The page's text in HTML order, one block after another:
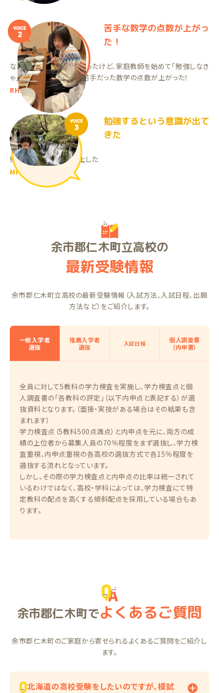
VOICE
2
苦手な数学の点数が上がっ
た！
ながら勉強で成績が悪かったけど、家庭教師を始めて「勉強しなき
ゃ」という意欲に繋がり、苦手だった数学の点数が上がった！
RHちゃん（中1）
VOICE
3
勉強するという意識が出て
きた
勉強に対して意識が向上した
MIちゃん（中2）
余市郡仁木町立高校の
最新受験情報
余市郡仁木町立高校の最新受験情報（入試方法、入試日程、出願
方法など）をご紹介します。
一般入学者
選抜
推薦入学者
選抜
入試日程
個人調査書
（内申書）
全員に対して5教科の学力検査を実施し、学力検査点と個
人調査書の「各教科の評定」（以下内申点と表記する）が選
抜資料となります。（面接・実技がある場合はその結果も含
まれます）
学力検査点（5教科500点満点）と内申点を元に、両方の成
績の上位者から募集人員の70％程度をまず選抜し、学力検
査重視、内申点重視の各高校の選抜方式で各15％程度を
選抜する流れとなっています。
しかし、その際の学力検査点と内申点の比率は統一されて
いるわけではなく、高校・学科によっては、学力検査にて特
定教科の配点を高くする傾斜配点を採用している場合もあ
ります。
余市郡仁木町でよくあるご質問
余市郡仁木町のご家庭から寄せられるよくあるご質問をご紹介し
ます。
北海道の高校受験をしたいのですが、模試